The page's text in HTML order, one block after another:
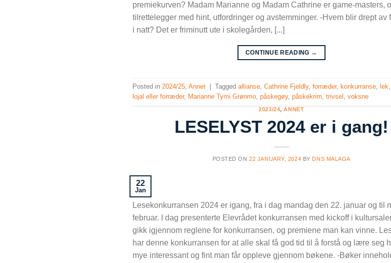
premiekurven? Madam Marianne og Madam Cathrine er game-masters,
tilrettelegger med hint, utfordringer og avstemminger. -Hvem blir drept av
i natt? Det er friminutt ute i skolegården, [...]
CONTINUE READING →
Posted in2024/25,Annet Taggedallianse,Cathrine Fjeldly,forræder, konkurranse, lek,
lojal eller forræder, Marianne Tymi Grønmo,påskegøy,påskekrim,trivsel ,voksne
2023/24,ANNET
LESELYST 2024 er i gang!
POSTED ON22 JANUARY, 2024 BY DNS MALAGA
22
Jan
Lesekonkurransen 2024 er igang, fra i dag mandag den 22. januar og til
februar. I dag presenterte Elevrådet konkurransen med kickoff i
gikk igjennom reglene for konkurransen, og premiene man kan vinne.
har denne konkurransen for at alle skal få god tid til å forstå og lære seg
mye interessant og fint man får oppleve gjennom bøkene. -Bøker